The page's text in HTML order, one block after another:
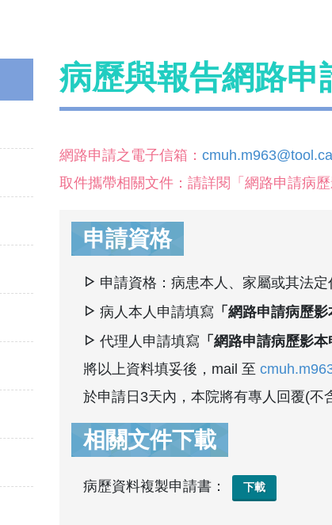
病歷與報告網路申
網路申請之電子信箱：
取件攜帶相關文件：請詳閱「網路申請病歷
申請資格
申請資格：病患本人、家屬或其法定
病人本人申請填寫 「網路申請病歷影
代理人申請填寫 「網路申請病歷影本
將以上資料填妥後，mail 至
於申請日3天內，本院將有專人回覆(不
相關文件下載
病歷資料複製申請書： 下載